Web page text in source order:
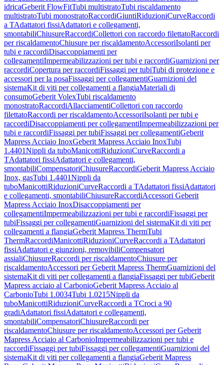
idricaGeberit FlowFitTubi multistratoTubi riscaldamento
multistratoTubi monostratoRaccordiGiuntiRiduzioniCurveRaccordi
a TAdattatori fissiAdattatori e collegamenti,
smontabiliChiusureRaccordiCollettori con raccordo filettatoRaccordi
per riscaldamentoChiusure per riscaldamentoAccessoriIsolanti per
tubi e raccordiDisaccoppiamenti per
collegamentiImpermeabilizzazioni per tubi e raccordiGuarnizioni per
raccordiCopertura per raccordiFissaggi per tubiTubi di protezione e
accessori per la posaFissaggi per collegamentiGuarnizioni del
sistemaKit di viti per collegamenti a flangiaMateriali di
consumoGeberit VolexTubi riscaldamento
monostratoRaccordiAllacciamentiCollettori con raccordo
filettatoRaccordi per riscaldamentoAccessoriIsolanti per tubi e
raccordiDisaccoppiamenti per collegamentiImpermeabilizzazioni per
tubi e raccordiFissaggi per tubiFissaggi per collegamentiGeberit
Mapress Acciaio InoxGeberit Mapress Acciaio InoxTubi
1.4401Nippli da tuboManicottiRiduzioniCurveRaccordi a
TAdattatori fissiAdattatori e collegamenti,
smontabiliCompensatoriChiusureRaccordiGeberit Mapress Acciaio
Inox, gasTubi 1.4401Nippli da
tuboManicottiRiduzioniCurveRaccordi a TAdattatori fissiAdattatori
e collegamenti, smontabiliChiusureRaccordiAccessori Geberit
Mapress Acciaio InoxDisaccoppiamenti per
collegamentiImpermeabilizzazioni per tubi e raccordiFissaggi per
tubiFissaggi per collegamentiGuarnizioni del sistemaKit di viti per
collegamenti a flangiaGeberit Mapress ThermTubi
ThermRaccordiManicottiRiduzioniCurveRaccordi a TAdattatori
fissiAdattatori e giunzioni, removibiliCompensatori
assialiChiusureRaccordi per riscaldamentoChiusure per
riscaldamentoAccessori per Geberit Mapress ThermGuarnizioni del
sistemaKit di viti per collegamenti a flangiaFissaggi per tubiGeberit
Mapress acciaio al CarbonioGeberit Mapress Acciaio al
CarbonioTubi 1.0034Tubi 1.0215Nippli da
tuboManicottiRiduzioniCurveRaccordi a TCroci a 90
gradiAdattatori fissiAdattatori e collegamenti,
smontabiliCompensatoriChiusureRaccordi per
riscaldamentoChiusure per riscaldamentoAccessori per Geberit
Mapress Acciaio al CarbonioImpermeabilizzazioni per tubi e
raccordiFissaggi per tubiFissaggi per collegamentiGuarnizioni del
sistemaKit di viti per collegamenti a flangiaGeberit Mapress